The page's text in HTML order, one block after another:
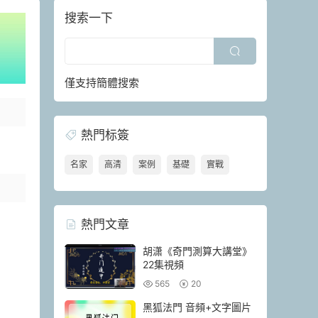
搜索一下
僅支持簡體搜索
熱門标簽
名家 高清 案例 基礎 實戰
熱門文章
胡潇《奇門測算大講堂》
22集視頻
565 20
黑狐法門 音頻+文字圖片